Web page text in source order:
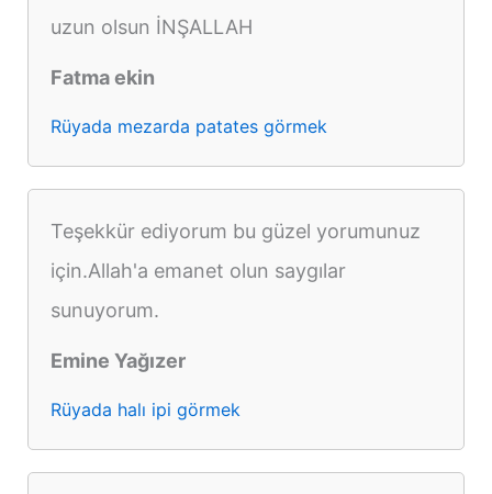
uzun olsun İNŞALLAH
Fatma ekin
Rüyada mezarda patates görmek
Teşekkür ediyorum bu güzel yorumunuz
için.Allah'a emanet olun saygılar
sunuyorum.
Emine Yağızer
Rüyada halı ipi görmek